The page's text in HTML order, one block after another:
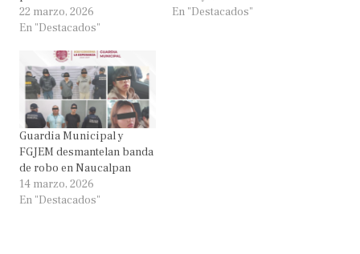
22 marzo, 2026
En "Destacados"
En "Destacados"
Guardia Municipal y
FGJEM desmantelan banda
de robo en Naucalpan
14 marzo, 2026
En "Destacados"